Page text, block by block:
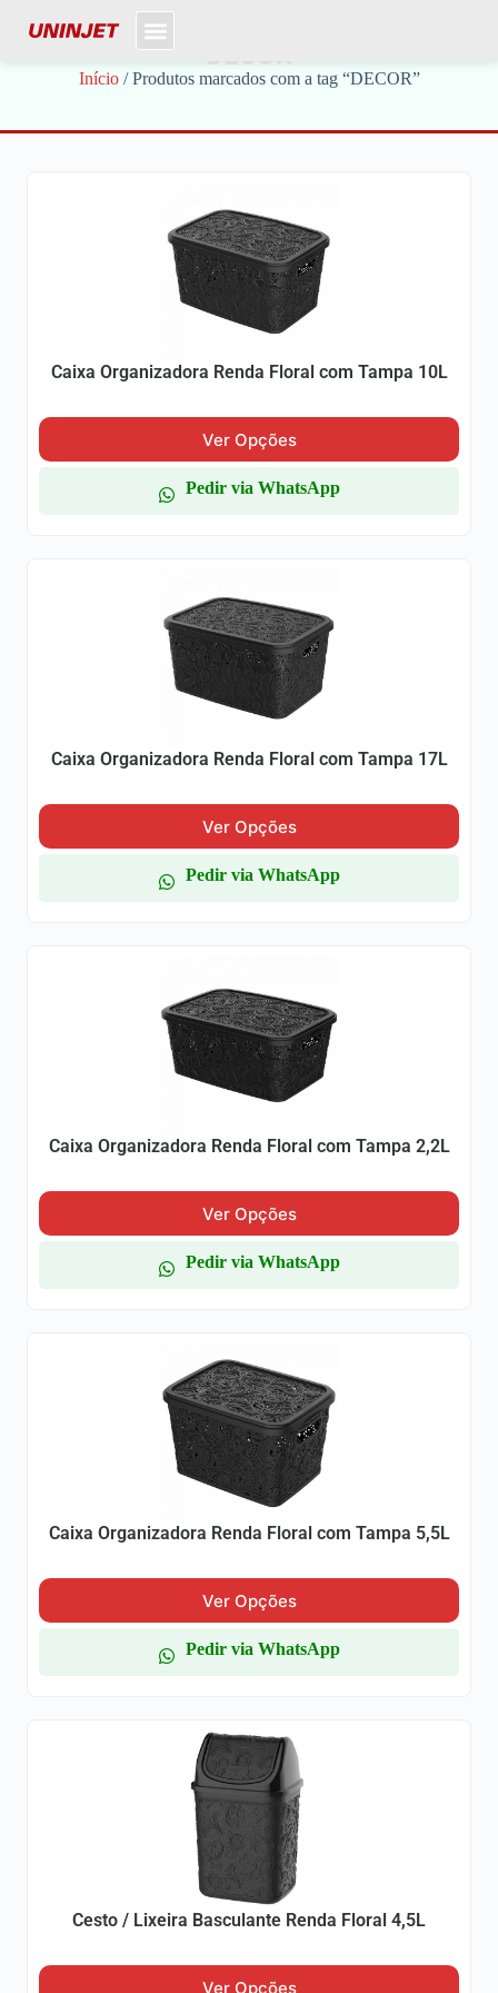
Início/ Produtos marcados com a tag “DECOR”
Caixa Organizadora Renda Floral com Tampa 10L
Ver Opções
Pedir via WhatsApp
Caixa Organizadora Renda Floral com Tampa 17L
Ver Opções
Pedir via WhatsApp
Caixa Organizadora Renda Floral com Tampa 2,2L
Ver Opções
Pedir via WhatsApp
Caixa Organizadora Renda Floral com Tampa 5,5L
Ver Opções
Pedir via WhatsApp
Cesto / Lixeira Basculante Renda Floral 4,5L
Ver Opções